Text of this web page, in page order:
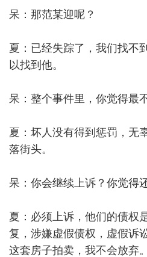
呆：那范某迎呢？
夏：已经失踪了，我们找不
以找到他。
呆：整个事件里，你觉得最
夏：坏人没有得到惩罚，无
落街头。
呆：你会继续上诉？你觉得
夏：必须上诉，他们的债权
复，涉嫌虚假债权，虚假诉
这套房子拍卖，我不会放弃。